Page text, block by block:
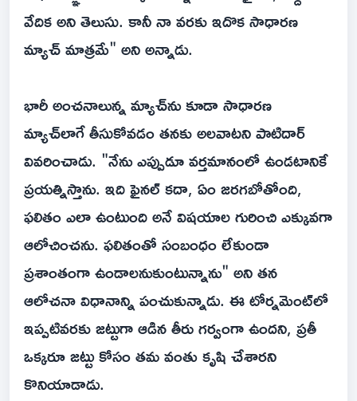
వేదిక అని తెలుసు. కానీ నా వరకు ఇదొక సాధారణ
మ్యాచ్ మాత్రమే" అని అన్నాడు.
భారీ అంచనాలున్న మ్యాచ్‌ను కూడా సాధారణ
మ్యాచ్‌లాగే తీసుకోవడం తనకు అలవాటని పాటిదార్
వివరించాడు. "నేను ఎప్పుడూ వర్తమానంలో ఉండటానికే
ప్రయత్నిస్తాను. ఇది ఫైనల్ కదా, ఏం జరగబోతోంది,
ఫలితం ఎలా ఉంటుంది అనే విషయాల గురించి ఎక్కువగా
ఆలోచించను. ఫలితంతో సంబంధం లేకుండా
ప్రశాంతంగా ఉండాలనుకుంటున్నాను" అని తన
ఆలోచనా విధానాన్ని పంచుకున్నాడు. ఈ టోర్నమెంట్‌లో
ఇప్పటివరకు జట్టుగా ఆడిన తీరు గర్వంగా ఉందని, ప్రతీ
ఒక్కరూ జట్టు కోసం తమ వంతు కృషి చేశారని
కొనియాడాడు.